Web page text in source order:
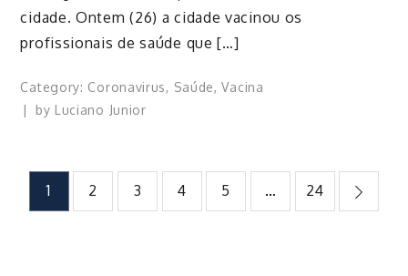
cidade. Ontem (26) a cidade vacinou os
profissionais de saúde que […]
Category: Coronavirus, Saúde,Vacina
by Luciano Junior
Paginação
1 2 3 4 5 … 24